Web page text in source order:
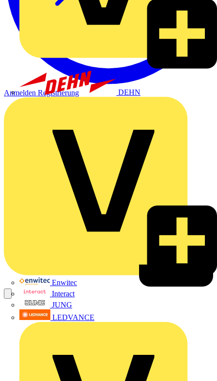
DEHN
Enwitec
Interact
JUNG
LEDVANCE
Anmelden Registrierung